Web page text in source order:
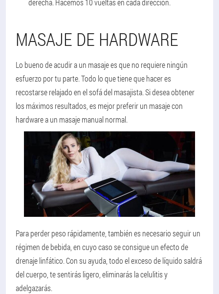
derecha. Hacemos 10 vueltas en cada dirección.
MASAJE DE HARDWARE
Lo bueno de acudir a un masaje es que no requiere ningún
esfuerzo por tu parte. Todo lo que tiene que hacer es
recostarse relajado en el sofá del masajista. Si desea obtener
los máximos resultados, es mejor preferir un masaje con
hardware a un masaje manual normal.
Para perder peso rápidamente, también es necesario seguir un
régimen de bebida, en cuyo caso se consigue un efecto de
drenaje linfático. Con su ayuda, todo el exceso de líquido saldrá
del cuerpo, te sentirás ligero, eliminarás la celulitis y
adelgazarás.